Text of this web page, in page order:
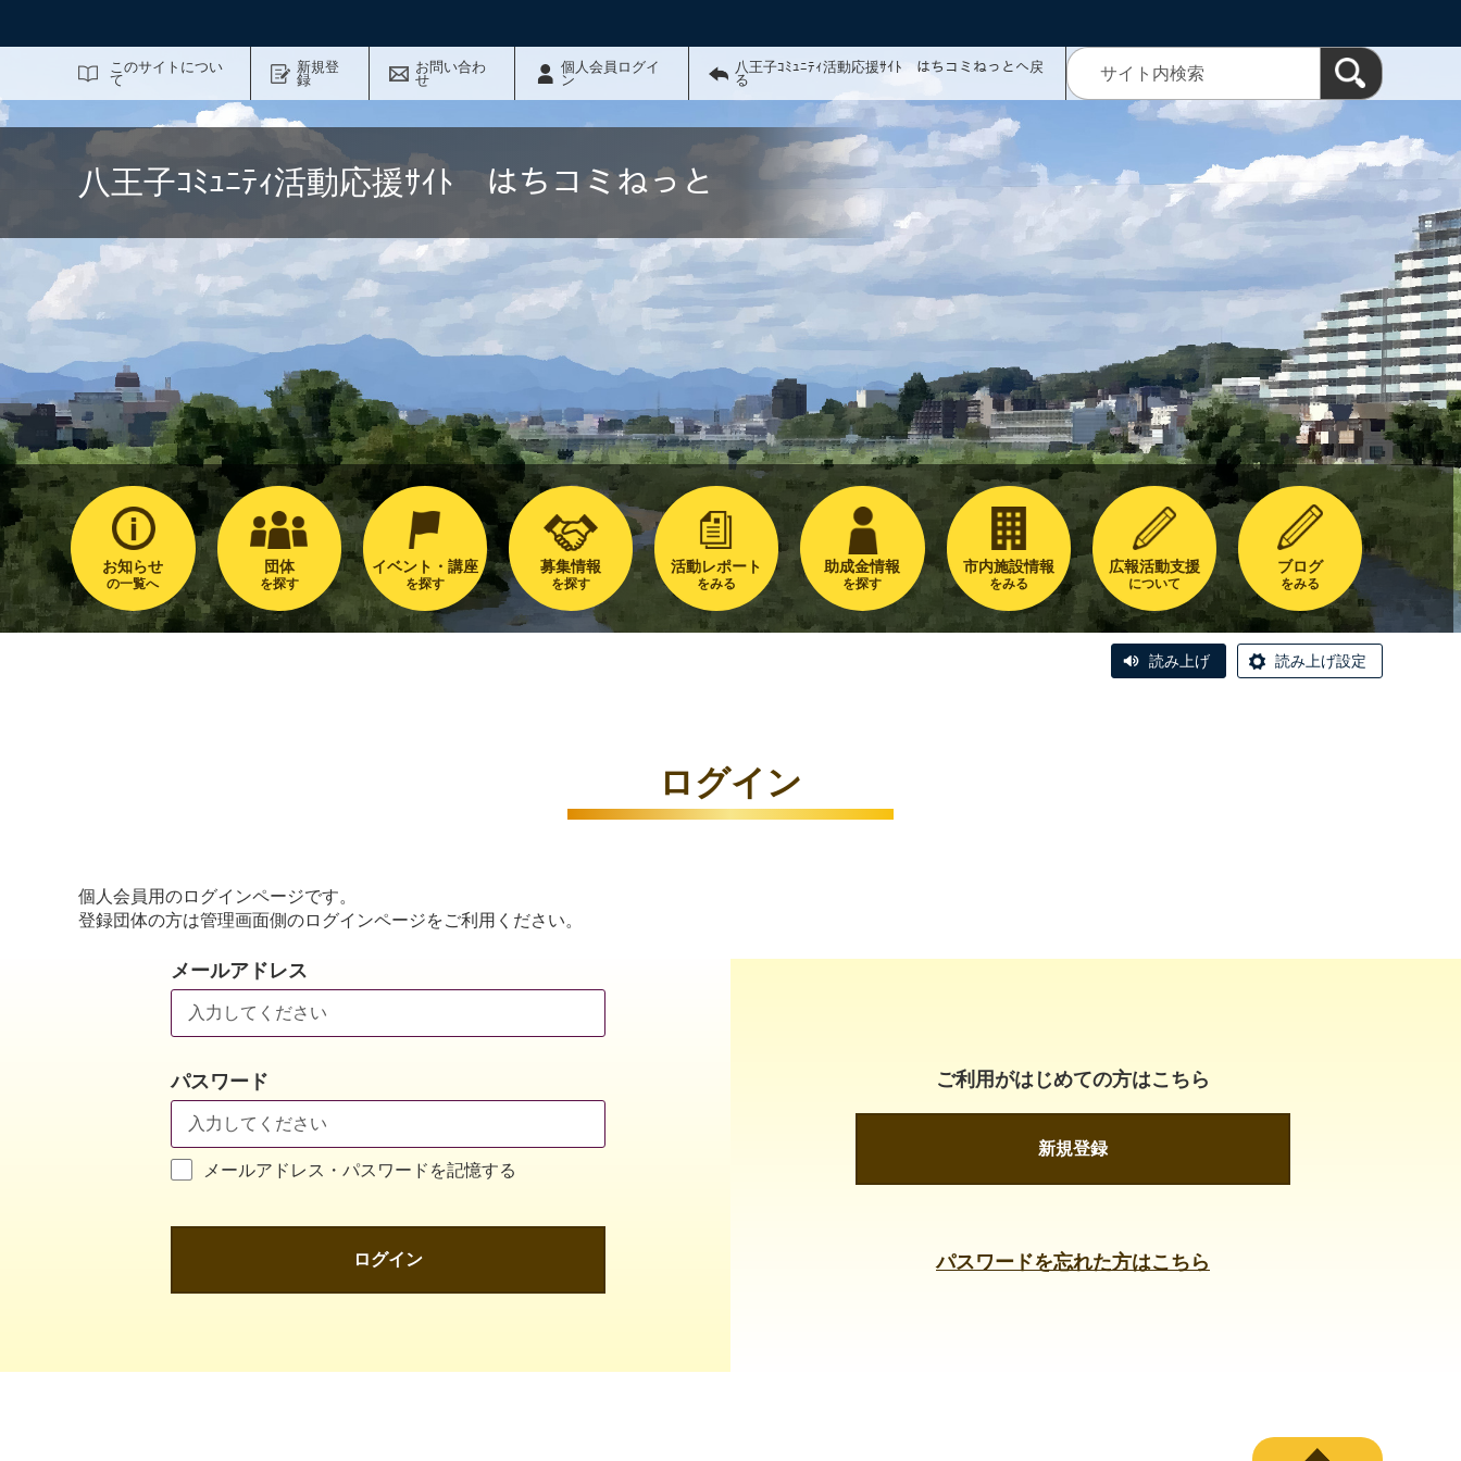
このサイトについ
て
新規登
録
お問い合わ
せ
個人会員ログイ
ン
八王子ｺﾐｭﾆﾃｨ活動応援ｻｲﾄ はちコミねっとへ戻
る
八王子ｺﾐｭﾆﾃｨ活動応援ｻｲﾄ はちコミねっと
お知らせ
の一覧へ
団体
を探す
イベント・講座
を探す
募集情報
を探す
活動レポート
をみる
助成金情報
を探す
市内施設情報
をみる
広報活動支援
について
ブログ
をみる
読み上げ 読み上げ設定
ログイン
個人会員用のログインページです。
登録団体の方は管理画面側のログインページをご利用ください。
メールアドレス
パスワード
メールアドレス・パスワードを記憶する
ログイン
ご利用がはじめての方はこちら
新規登録
パスワードを忘れた方はこちら